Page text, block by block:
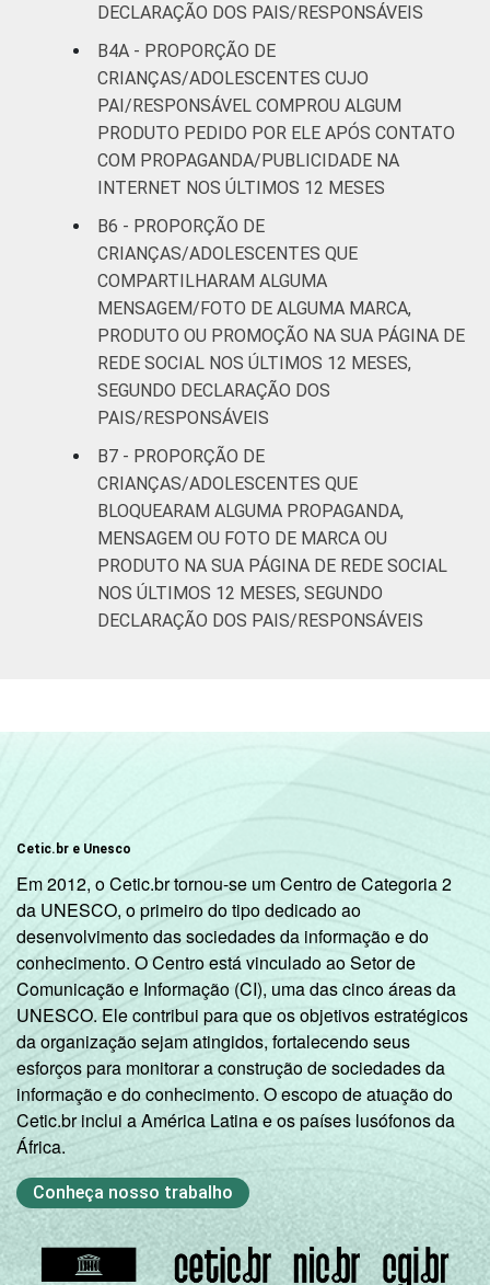
DECLARAÇÃO DOS PAIS/RESPONSÁVEIS
B4A - PROPORÇÃO DE
CRIANÇAS/ADOLESCENTES CUJO
PAI/RESPONSÁVEL COMPROU ALGUM
PRODUTO PEDIDO POR ELE APÓS CONTATO
COM PROPAGANDA/PUBLICIDADE NA
INTERNET NOS ÚLTIMOS 12 MESES
B6 - PROPORÇÃO DE
CRIANÇAS/ADOLESCENTES QUE
COMPARTILHARAM ALGUMA
MENSAGEM/FOTO DE ALGUMA MARCA,
PRODUTO OU PROMOÇÃO NA SUA PÁGINA DE
REDE SOCIAL NOS ÚLTIMOS 12 MESES,
SEGUNDO DECLARAÇÃO DOS
PAIS/RESPONSÁVEIS
B7 - PROPORÇÃO DE
CRIANÇAS/ADOLESCENTES QUE
BLOQUEARAM ALGUMA PROPAGANDA,
MENSAGEM OU FOTO DE MARCA OU
PRODUTO NA SUA PÁGINA DE REDE SOCIAL
NOS ÚLTIMOS 12 MESES, SEGUNDO
DECLARAÇÃO DOS PAIS/RESPONSÁVEIS
Cetic.br e Unesco
Em 2012, o Cetic.br tornou-se um Centro de Categoria 2
da UNESCO, o primeiro do tipo dedicado ao
desenvolvimento das sociedades da informação e do
conhecimento. O Centro está vinculado ao Setor de
Comunicação e Informação (CI), uma das cinco áreas da
UNESCO. Ele contribui para que os objetivos estratégicos
da organização sejam atingidos, fortalecendo seus
esforços para monitorar a construção de sociedades da
informação e do conhecimento. O escopo de atuação do
Cetic.br inclui a América Latina e os países lusófonos da
África.
Conheça nosso trabalho